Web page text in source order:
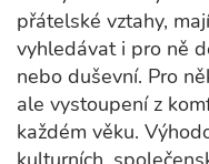
přátelské vztahy,
vyhledávat i pro ně
nebo duševní. Pro
ale vystoupení z
každém věku.